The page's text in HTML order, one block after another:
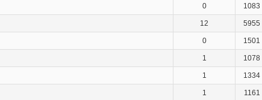
0 1083
12 5955
0 1501
1 1078
1 1334
1 1161